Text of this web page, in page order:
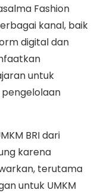
Fashion
kanal, baik
digital dan
untuk
BRI dari
karena
terutama
untuk UMKM